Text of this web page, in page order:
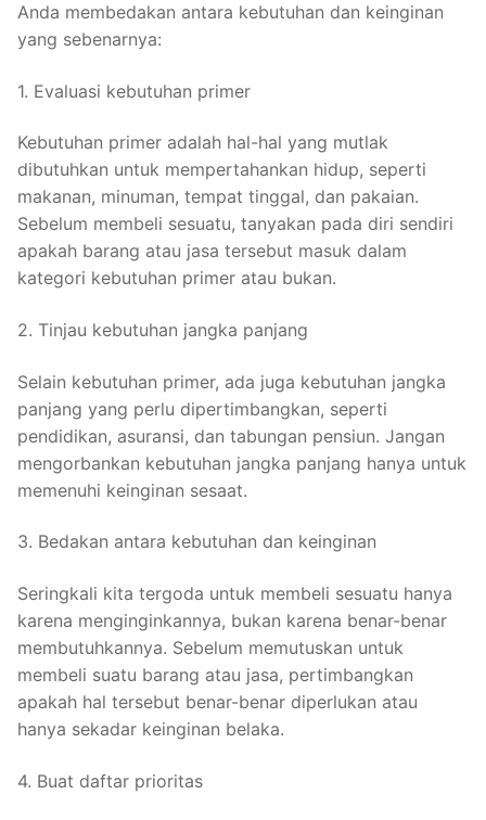
Anda membedakan antara kebutuhan dan keinginan
yang sebenarnya:
1. Evaluasi kebutuhan primer
Kebutuhan primer adalah hal-hal yang mutlak
dibutuhkan untuk mempertahankan hidup, seperti
makanan, minuman, tempat tinggal, dan pakaian.
Sebelum membeli sesuatu, tanyakan pada diri sendiri
apakah barang atau jasa tersebut masuk dalam
kategori kebutuhan primer atau bukan.
2. Tinjau kebutuhan jangka panjang
Selain kebutuhan primer, ada juga kebutuhan jangka
panjang yang perlu dipertimbangkan, seperti
pendidikan, asuransi, dan tabungan pensiun. Jangan
mengorbankan kebutuhan jangka panjang hanya untuk
memenuhi keinginan sesaat.
3. Bedakan antara kebutuhan dan keinginan
Seringkali kita tergoda untuk membeli sesuatu hanya
karena menginginkannya, bukan karena benar-benar
membutuhkannya. Sebelum memutuskan untuk
membeli suatu barang atau jasa, pertimbangkan
apakah hal tersebut benar-benar diperlukan atau
hanya sekadar keinginan belaka.
4. Buat daftar prioritas